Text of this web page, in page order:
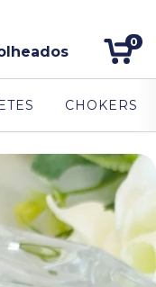
0
CHOKERS